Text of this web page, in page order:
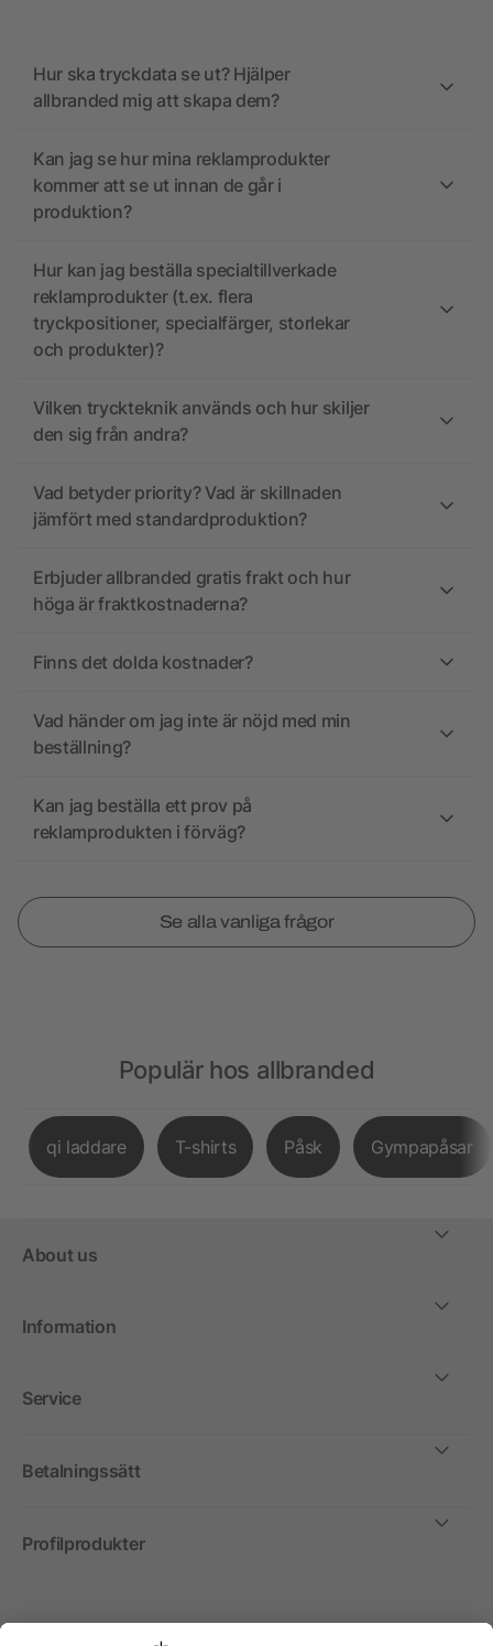
Hur ska tryckdata se ut? Hjälper
allbranded mig att skapa dem?
Kan jag se hur mina reklamprodukter
kommer att se ut innan de går i
produktion?
Hur kan jag beställa specialtillverkade
reklamprodukter (t.ex. flera
tryckpositioner, specialfärger, storlekar
och produkter)?
Vilken tryckteknik används och hur skiljer
den sig från andra?
Vad betyder priority? Vad är skillnaden
jämfört med standardproduktion?
Erbjuder allbranded gratis frakt och hur
höga är fraktkostnaderna?
Finns det dolda kostnader?
Vad händer om jag inte är nöjd med min
beställning?
Kan jag beställa ett prov på
reklamprodukten i förväg?
Se alla vanliga frågor
Populär hos allbranded
qi laddare T-shirts Påsk Gympapåsar
About us
Information
Service
Betalningssätt
Profilprodukter